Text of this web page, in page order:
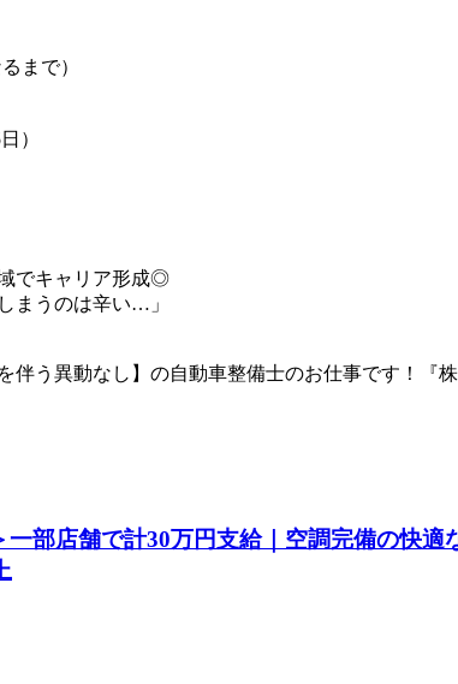
まで）
）
でキャリア形成◎
まうのは辛い…」
伴う異動なし】の自動車整備士のお仕事です！『
部店舗で計30万円支給｜空調完備の快